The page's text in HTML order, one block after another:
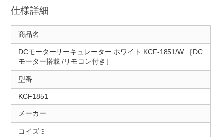
仕様詳細
商品名
DCモーターサーキュレーター ホワイト KCF-1851/W ［DC
モーター搭載 /リモコン付き］
型番
KCF1851
メーカー
コイズミ